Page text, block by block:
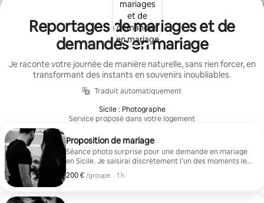
Reportages de mariages et de
demandes en mariage
Je raconte votre journée de manière naturelle, sans rien forcer, en
transformant des instants en souvenirs inoubliables.
Traduit automatiquement
Sicile : Photographe
Service proposé dans votre logement
Proposition de mariage
Séance photo surprise pour une demande en mariage
en Sicile. Je saisirai discrètement l’un des moments les
plus importants de votre vie, de manière naturelle et
authentique. Après la demande en mariage, nous
200 € /groupe
200 € par groupe
, · 1 h